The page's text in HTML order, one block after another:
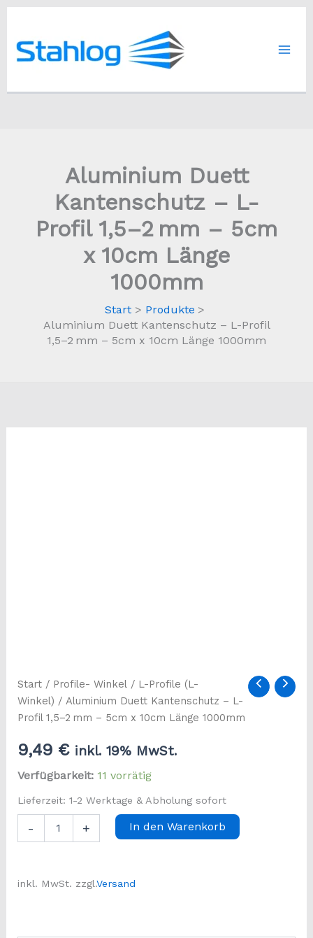
Zum
springen
Aluminium Duett
Kantenschutz – L-
Profil 1,5–2 mm – 5cm
x 10cm Länge
1000mm
Start
Produkte
Aluminium Duett Kantenschutz – L-Profil
1,5–2 mm – 5cm x 10cm Länge 1000mm
Start/ Profile- Winkel/ L-Profile (L-
Winkel) / Aluminium Duett Kantenschutz – L-
Profil 1,5–2 mm – 5cm x 10cm Länge 1000mm
9,49 € inkl. 19% MwSt.
Verfügbarkeit: 11 vorrätig
Lieferzeit: 1-2 Werktage & Abholung sofort
-
Duett
Profil
+ In den Warenkorb
inkl. MwSt. zzgl.Versand
-
5cm